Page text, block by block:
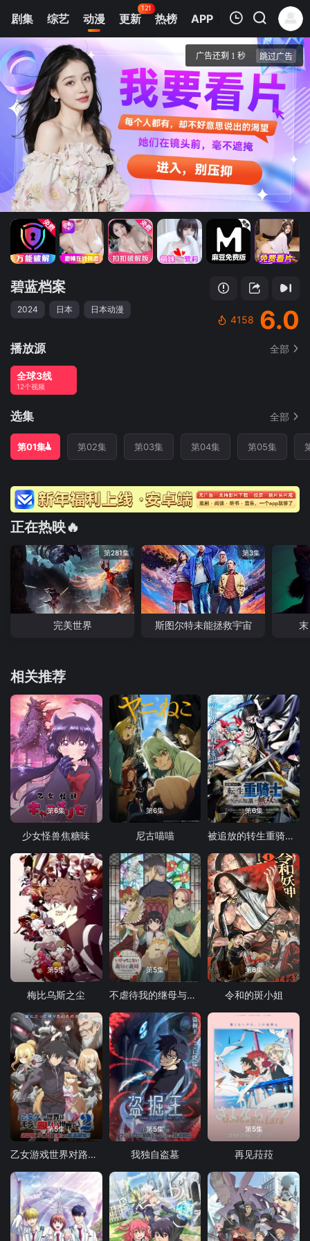
剧集 综艺 动漫 更新
121
热榜 APP
我的观影记录
第01集
碧蓝档案 The Animation
清空
碧蓝档案
2024 日本 日本动漫
4158 6.0
播放源 全部
全球3线
12个视频
选集 全部
第01集 第02集 第03集 第04集 第05集
正在热映🔥
第281集
完美世界
第3集
斯图尔特未能拯救宇宙
相关推荐
第6集
少女怪兽焦糖味
第6集
尼古喵喵
第6集
被追放的转生重骑士用游戏知识开无双
第5集
梅比乌斯之尘
第5集
不虐待我的继母与继姐
第6集
令和的斑小姐
第5集
乙女游戏世界对路人角色很不友好 第二季
第5集
我独自盗墓
第5集
再见菈菈